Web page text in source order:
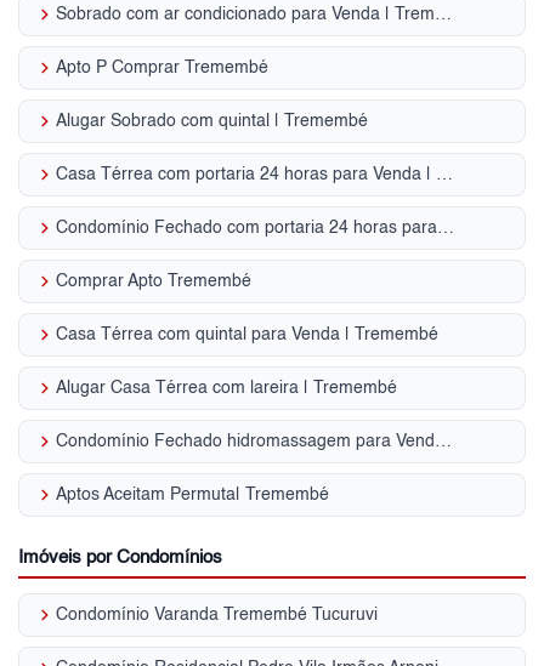
keyboard_arrow_right Sobrado com ar condicionado para Venda | Tremembé
keyboard_arrow_right Apto P Comprar Tremembé
keyboard_arrow_right Alugar Sobrado com quintal | Tremembé
keyboard_arrow_right Casa Térrea com portaria 24 horas para Venda | Tremembé
keyboard_arrow_right Condomínio Fechado com portaria 24 horas para Venda | Tremembé
keyboard_arrow_right Comprar Apto Tremembé
keyboard_arrow_right Casa Térrea com quintal para Venda | Tremembé
keyboard_arrow_right Alugar Casa Térrea com lareira | Tremembé
keyboard_arrow_right Condomínio Fechado hidromassagem para Venda | Tremembé
keyboard_arrow_right Aptos Aceitam Permuta| Tremembé
Imóveis por Condomínios
keyboard_arrow_right Condomínio Varanda Tremembé Tucuruvi